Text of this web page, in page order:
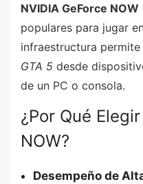
NVIDIA GeForce NOW
populares para jugar
infraestructura
GTA 5 desde
de un PC o consola.
¿Por Qué
NOW?
Desempeño de